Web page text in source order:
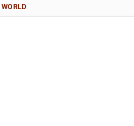
WORLD